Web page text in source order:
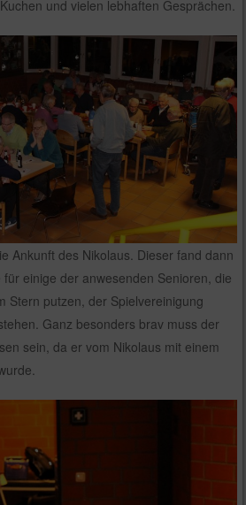
und vielen lebhaften Gesprächen.
Ankunft des Nikolaus. Dieser fand dann
einige der anwesenden Senioren, die
Stern putzen, der Spielvereinigung
Ganz besonders brav muss der
sein, da er vom Nikolaus mit einem